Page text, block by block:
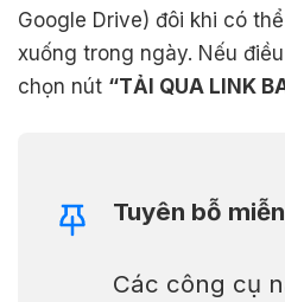
Google Drive) đôi khi có
xuống trong ngày. Nếu
chọn nút “TẢI QUA LINK
Tuyên bỗ
Các công cụ